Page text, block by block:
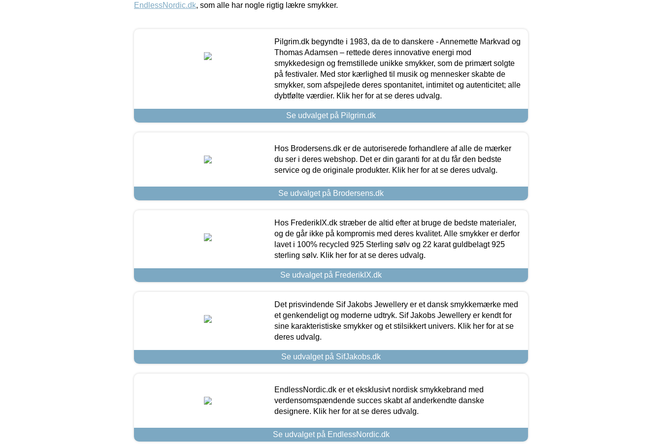
EndlessNordic.dk, som alle har nogle rigtig lækre smykker.
Pilgrim.dk begyndte i 1983, da de to danskere - Annemette Markvad og
Thomas Adamsen – rettede deres innovative energi mod
smykkedesign og fremstillede unikke smykker, som de primært solgte
på festivaler. Med stor kærlighed til musik og mennesker skabte de
smykker, som afspejlede deres spontanitet, intimitet og autenticitet; alle
dybtfølte værdier. Klik her for at se deres udvalg.
Se udvalget på Pilgrim.dk
Hos Brodersens.dk er de autoriserede forhandlere af alle de mærker
du ser i deres webshop. Det er din garanti for at du får den bedste
service og de originale produkter. Klik her for at se deres udvalg.
Se udvalget på Brodersens.dk
Hos FrederikIX.dk stræber de altid efter at bruge de bedste materialer,
og de går ikke på kompromis med deres kvalitet. Alle smykker er derfor
lavet i 100% recycled 925 Sterling sølv og 22 karat guldbelagt 925
sterling sølv. Klik her for at se deres udvalg.
Se udvalget på FrederikIX.dk
Det prisvindende Sif Jakobs Jewellery er et dansk smykkemærke med
et genkendeligt og moderne udtryk. Sif Jakobs Jewellery er kendt for
sine karakteristiske smykker og et stilsikkert univers. Klik her for at se
deres udvalg.
Se udvalget på SifJakobs.dk
EndlessNordic.dk er et eksklusivt nordisk smykkebrand med
verdensomspændende succes skabt af anderkendte danske
designere. Klik her for at se deres udvalg.
Se udvalget på EndlessNordic.dk